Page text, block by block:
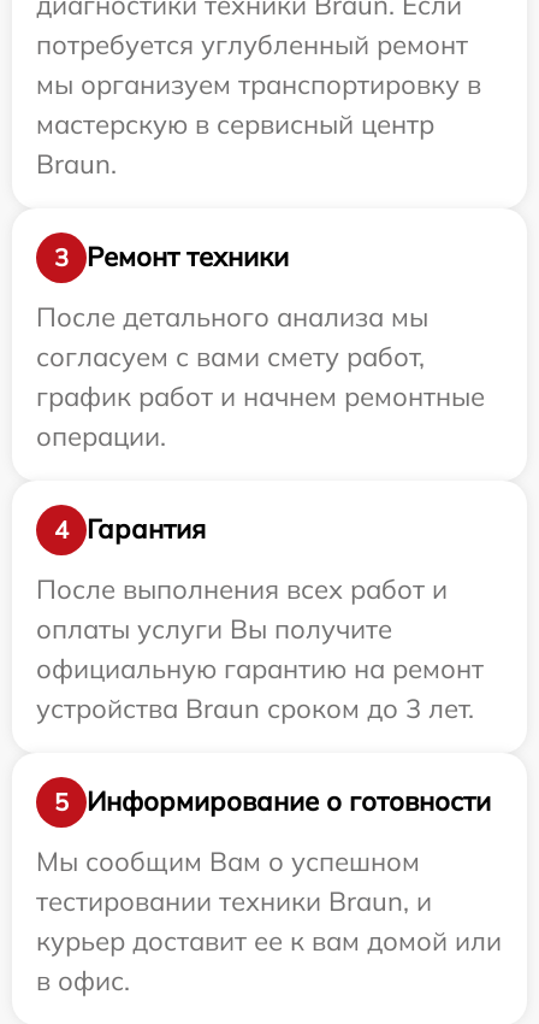
потребуется углубленный ремонт
мы организуем транспортировку в
мастерскую в сервисный центр
Braun.
3
Ремонт техники
После детального анализа мы
согласуем с вами смету работ,
график работ и начнем ремонтные
операции.
4
Гарантия
После выполнения всех работ и
оплаты услуги Вы получите
официальную гарантию на ремонт
устройства Braun сроком до 3 лет.
5
Информирование о готовности
Мы сообщим Вам о успешном
тестировании техники Braun, и
курьер доставит ее к вам домой или
в офис.